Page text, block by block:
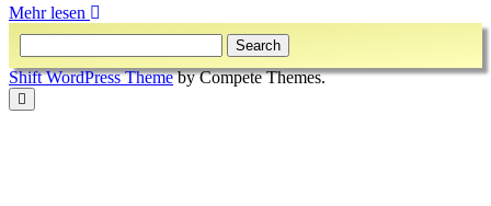
Mehr lesen Die
13
Klassiker
der
Sidebar
Shift WordPress Themeby Compete Themes.
Scroll
to